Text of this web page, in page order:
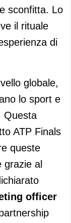
sconfitta. Lo
il rituale
di
globale,
lo sport e
Questa
ATP Finals
queste
grazie al
officer